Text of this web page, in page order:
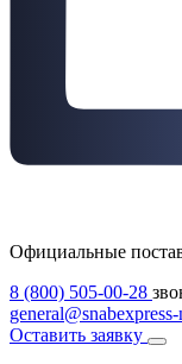
Официальные
8 (800) 505-00-28
Оставить заявку